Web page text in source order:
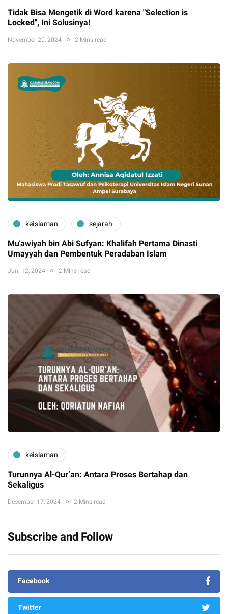
Tidak Bisa Mengetik di Word karena "Selection is
Locked", Ini Solusinya!
November 20, 2024 2 Mins read
keislaman sejarah
Mu'awiyah bin Abi Sufyan: Khalifah Pertama Dinasti
Umayyah dan Pembentuk Peradaban Islam
Juni 12, 2024 2 Mins read
keislaman
Turunnya Al-Qur’an: Antara Proses Bertahap dan
Sekaligus
Desember 17, 2024 2 Mins read
Subscribe and Follow
Facebook
Twitter